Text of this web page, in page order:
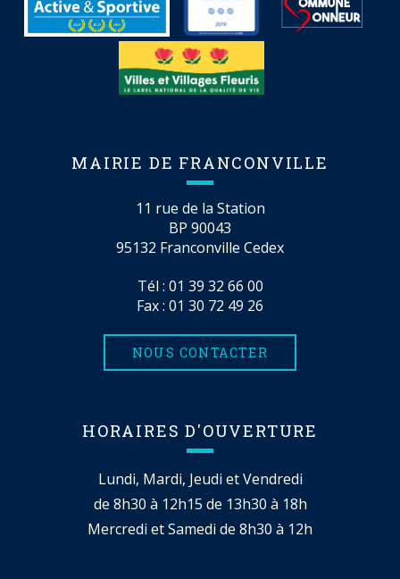
MAIRIE DE FRANCONVILLE
11 rue de la Station
BP 90043
95132 Franconville Cedex
Tél : 01 39 32 66 00
Fax : 01 30 72 49 26
NOUS CONTACTER
HORAIRES D'OUVERTURE
Lundi, Mardi, Jeudi et Vendredi
de 8h30 à 12h15 de 13h30 à 18h
Mercredi et Samedi de 8h30 à 12h